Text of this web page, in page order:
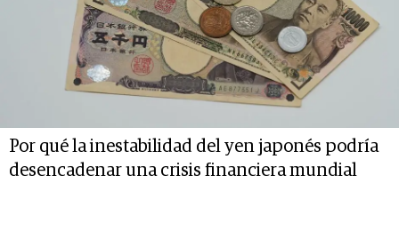
Por qué la inestabilidad del yen japonés podría
desencadenar una crisis financiera mundial